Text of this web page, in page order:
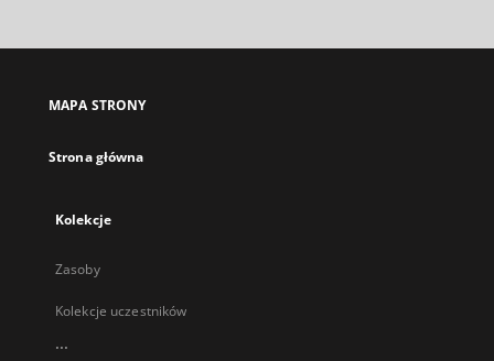
się
karcie
MAPA STRONY
Strona główna
Kolekcje
Zasoby
Kolekcje uczestników
...